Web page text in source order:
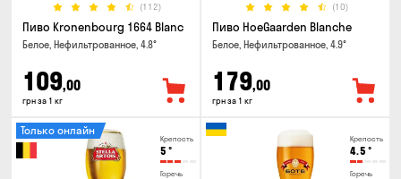
(112)
Пиво Kronenbourg 1664 Blanc
Белое, Нефильтрованное, 4.8°
109,00
грн за 1 кг
(10)
Пиво HoeGaarden Blanche
Белое, Нефильтрованное, 4.9°
179,00
грн за 1 кг
Крепость
5 °
Горечь
Только онлайн
Крепость
4.5 °
Горечь